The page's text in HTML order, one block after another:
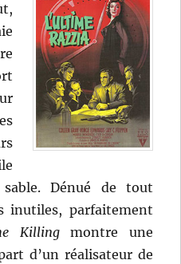
Dénué de tout
inutiles, parfaitement
Killingmontre une
d’un réalisateur de